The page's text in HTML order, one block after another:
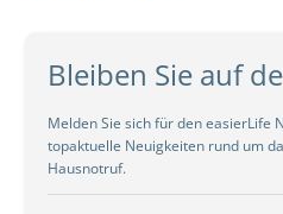
Bleiben Sie auf
Melden Sie sich für den easierLife
topaktuelle Neuigkeiten rund um
Hausnotruf.